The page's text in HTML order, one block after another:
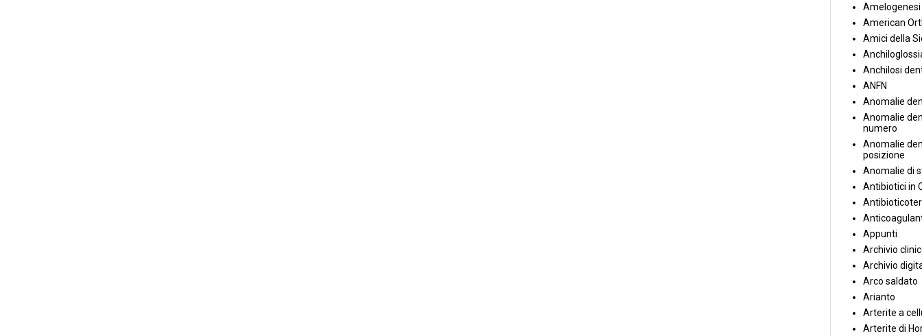
American
Amici della
Anchilosi
ANFN
Anomalie
Anomalie
numero
Anomalie
posizione
Anomalie di
Antibiotici in
Appunti
Archivio
Archivio
Arco saldato
Arianto
Arterite a
Arterite di